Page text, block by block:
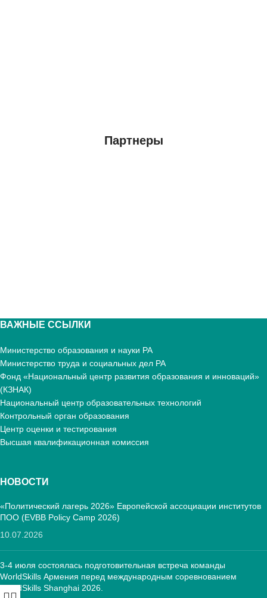
Партнеры
ВАЖНЫЕ ССЫЛКИ
Министерство образования и науки РА
Министерство труда и социальных дел РА
Фонд «Национальный центр развития образования и инноваций»
(КЗНАК)
Национальный центр образовательных технологий
Контрольный орган образования
Центр оценки и тестирования
Высшая квалификационная комиссия
НОВОСТИ
«Политический лагерь 2026» Европейской ассоциации институтов
ПОО (EVBB Policy Camp 2026)
10.07.2026
3-4 июля состоялась подготовительная встреча команды
WorldSkills Армения перед международным соревнованием
WorldSkills Shanghai 2026.